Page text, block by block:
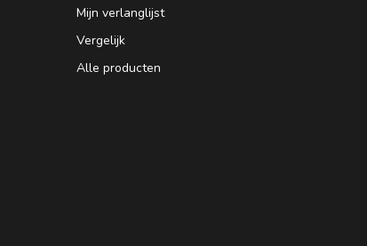
Mijn verlanglijst
Vergelijk
Alle producten